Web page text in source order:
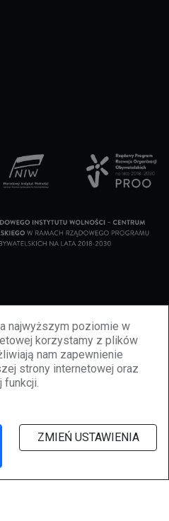
najwyższym poziomie w
korzystamy z plików
nam zapewnienie
strony internetowej oraz
funkcji.
ZMIEŃ USTAWIENIA